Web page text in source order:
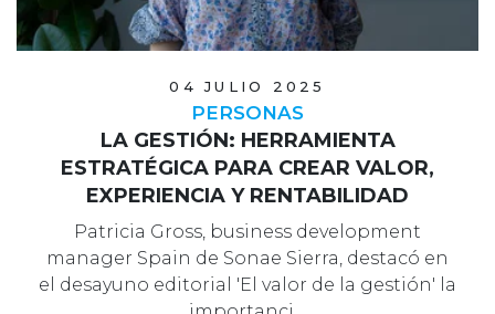
04 JULIO 2025
PERSONAS
LA GESTIÓN: HERRAMIENTA
ESTRATÉGICA PARA CREAR VALOR,
EXPERIENCIA Y RENTABILIDAD
Patricia Gross, business development
manager Spain de Sonae Sierra, destacó en
el desayuno editorial 'El valor de la gestión' la